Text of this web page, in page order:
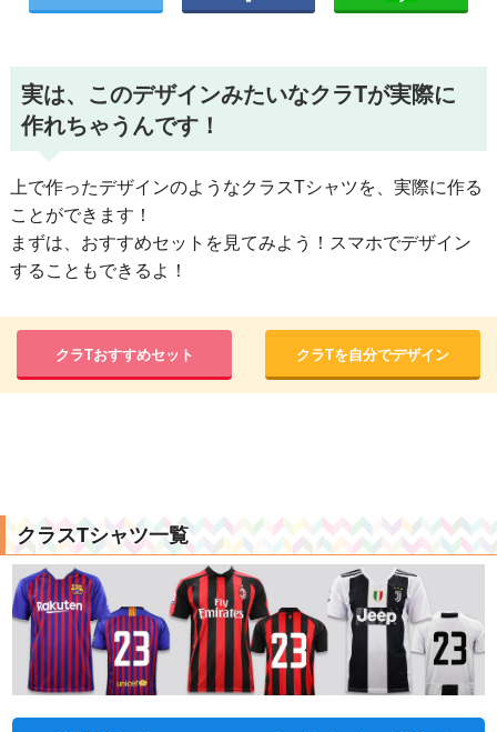
実は、このデザインみたいなクラTが実際に
作れちゃうんです！
上で作ったデザインのようなクラスTシャツを、実際に作る
ことができます！
まずは、おすすめセットを見てみよう！スマホでデザイン
することもできるよ！
クラTおすすめセット クラTを自分でデザイン
クラスTシャツ一覧